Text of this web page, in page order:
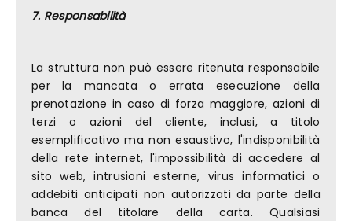
7. Responsabilità
La struttura non può essere ritenuta responsabile
per la mancata o errata esecuzione della
prenotazione in caso di forza maggiore, azioni di
terzi o azioni del cliente, inclusi, a titolo
esemplificativo ma non esaustivo, l'indisponibilità
della rete internet, l'impossibilità di accedere al
sito web, intrusioni esterne, virus informatici o
addebiti anticipati non autorizzati da parte della
banca del titolare della carta. Qualsiasi